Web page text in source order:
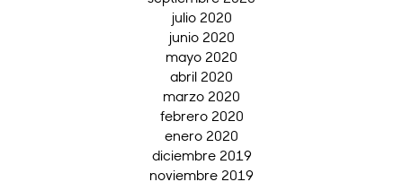
julio 2020
junio 2020
mayo 2020
abril 2020
marzo 2020
febrero 2020
enero 2020
diciembre 2019
noviembre 2019